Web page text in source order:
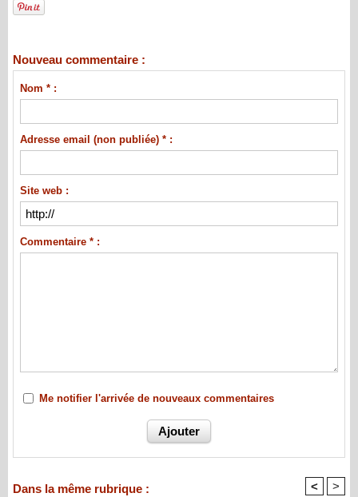
Nouveau commentaire :
Nom * :
Adresse email (non publiée) * :
Site web :
Commentaire * :
Me notifier l'arrivée de nouveaux commentaires
Dans la même rubrique : < >